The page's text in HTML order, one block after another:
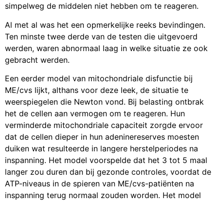
simpelweg de middelen niet hebben om te reageren.
Al met al was het een opmerkelijke reeks bevindingen.
Ten minste twee derde van de testen die uitgevoerd
werden, waren abnormaal laag in welke situatie ze ook
gebracht werden.
Een eerder model van mitochondriale disfunctie bij
ME/cvs lijkt, althans voor deze leek, de situatie te
weerspiegelen die Newton vond. Bij belasting ontbrak
het de cellen aan vermogen om te reageren. Hun
verminderde mitochondriale capaciteit zorgde ervoor
dat de cellen dieper in hun adeninereserves moesten
duiken wat resulteerde in langere herstelperiodes na
inspanning. Het model voorspelde dat het 3 tot 5 maal
langer zou duren dan bij gezonde controles, voordat de
ATP-niveaus in de spieren van ME/cvs-patiënten na
inspanning terug normaal zouden worden. Het model